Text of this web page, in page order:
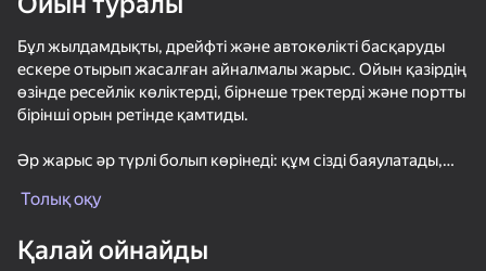
Extreme Drift: Highway Clash
Бұл жылдамдықты, дрейфті және автокөлікті басқаруды
ескере отырып жасалған айналмалы жарыс. Ойын қазірдің
өзінде ресейлік көліктерді, бірнеше тректерді және портты
бірінші орын ретінде қамтиды.
Әр жарыс әр түрлі болып көрінеді: құм сізді баяулатады,
береді. Автокөліктер салмағы, өңдеуі және жүріс-тұрысы
көзқарасы қажет.
Толық оқу
Қалай ойнайды